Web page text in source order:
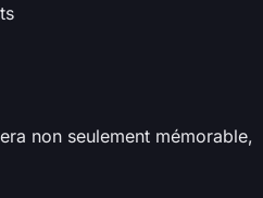
non seulement mémorable,